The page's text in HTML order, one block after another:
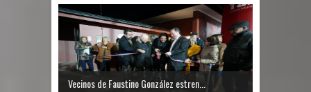
Vecinos de Faustino González estren...